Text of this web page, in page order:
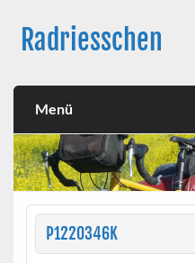
contentRadriesschen
Menü
P1220346K